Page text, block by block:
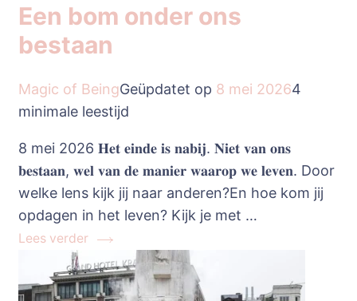
Een bom onder ons
bestaan
Magic of BeingGeüpdatet op 8 mei 20264
minimale leestijd
8 mei 2026 𝐇𝐞𝐭 𝐞𝐢𝐧𝐝𝐞 𝐢𝐬 𝐧𝐚𝐛𝐢𝐣. 𝐍𝐢𝐞𝐭 𝐯𝐚𝐧 𝐨𝐧𝐬
𝐛𝐞𝐬𝐭𝐚𝐚𝐧, 𝐰𝐞𝐥 𝐯𝐚𝐧 𝐝𝐞 𝐦𝐚𝐧𝐢𝐞𝐫 𝐰𝐚𝐚𝐫𝐨𝐩 𝐰𝐞 𝐥𝐞𝐯𝐞𝐧. Door
welke lens kijk jij naar anderen?En hoe kom jij
opdagen in het leven? Kijk je met …
Lees verder